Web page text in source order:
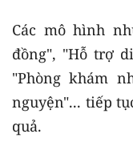
Các mô hình
đồng", "Hỗ trợ
"Phòng khám
nguyện"... tiếp
quả.